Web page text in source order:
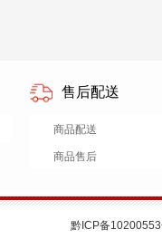
售后配送
商品配送
商品售后
黔ICP备